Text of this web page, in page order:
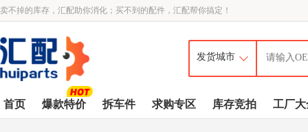
卖不掉的库存，汇配助你消化；买不到的配件，汇配帮你搞定！
首页 爆款特价 拆车件 求购专区 库存竞拍 工厂大